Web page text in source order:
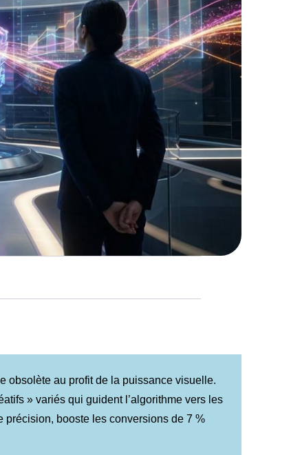
obsolète au profit de la puissance visuelle.
» variés qui guident l’algorithme vers les
booste les conversions de 7 %